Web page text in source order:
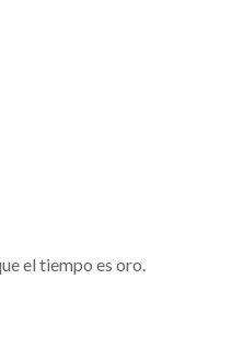
el tiempo es oro.